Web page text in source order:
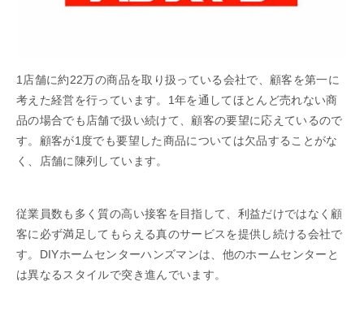
1店舗に約22万の商品を取り扱っている会社で、顧客を第一に
考えた経営を行っています。1年を通してほとんど売れない商
品の場合でも店舗で扱い続けて、顧客の要望に応えているので
す。顧客が1度でも要望した商品については欠品することがな
く、店舗に陳列しています。
従業員数も多く質の高い接客を目指して、利益だけではなく顧
客に必ず満足してもらえる真のサービスを提供し続ける会社で
す。DIYホームセンターハンズマンは、他のホームセンターと
は異なるスタイルで突き進んでいます。